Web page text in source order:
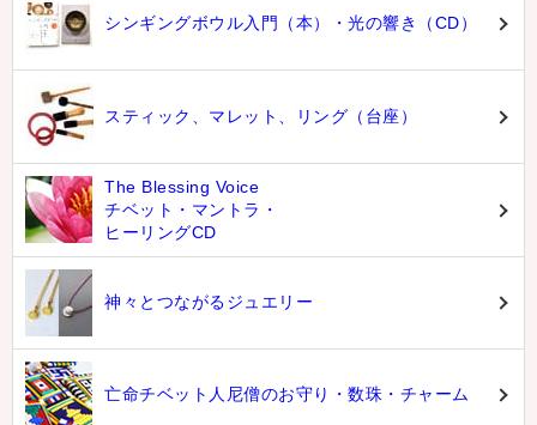
シンギングボウル入門（本）・光の響き（CD）
スティック、マレット、リング（台座）
The Blessing Voice
チベット・マントラ・
ヒーリングCD
神々とつながるジュエリー
亡命チベット人尼僧のお守り・数珠・チャーム